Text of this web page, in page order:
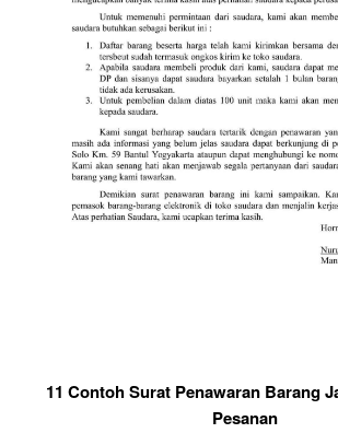
11 Contoh Surat Penawaran Barang
Pesanan